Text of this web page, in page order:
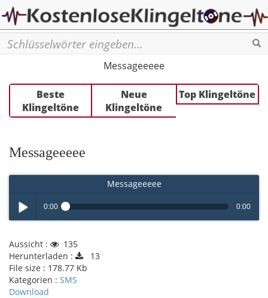
Messageeeee
Beste
Klingeltöne
Neue
Klingeltöne
Top Klingeltöne
Messageeeee
Messageeeee
Play /
0:00 0:00
Aussicht :
135
Herunterladen :
13
File size : 178.77 Kb
Kategorien : SMS
Download